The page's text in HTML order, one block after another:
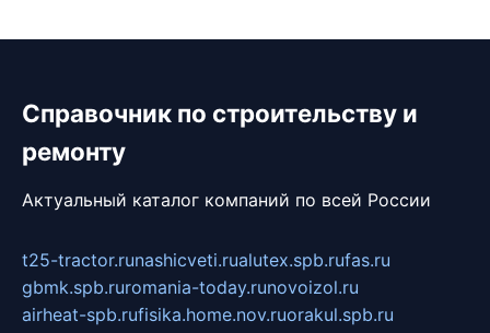
Справочник по строительству и
ремонту
Актуальный каталог компаний по всей России
t25-tractor.runashicveti.rualutex.spb.rufas.ru
gbmk.spb.ruromania-today.runovoizol.ru
airheat-spb.rufisika.home.nov.ruorakul.spb.ru